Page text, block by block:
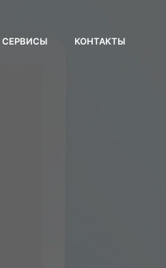
СЕРВИСЫ КОНТАКТЫ